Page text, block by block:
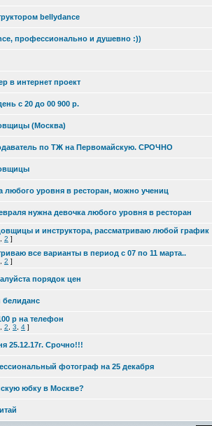
bellydance
профессионально и душевно :))
в интернет проект
с 20 до 00 900 р.
(Москва)
по ТЖ на Первомайскую. СРОЧНО
любого уровня в ресторан, можно учениц
нужна девочка любого уровня в ресторан
и инструктора, рассматриваю любой график
2 ]
все варианты в период с 07 по 11 марта..
2 ]
порядок цен
белиданс
р на телефон
2 3 4 ]
25.12.17г. Срочно!!!
фотограф на 25 декабря
юбку в Москве?